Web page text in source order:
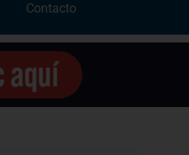
Contacto